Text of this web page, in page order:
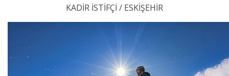
KADİR İSTİFÇİ / ESKİŞEHİR